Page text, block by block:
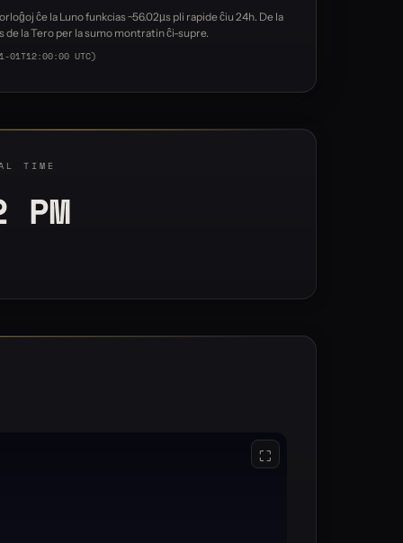
ĉe la Luno funkcias ~56.02µs pli rapide ĉiu 24h. De la
de la Tero per la sumo montratin ĉi-supre.
01T12:00:00 UTC)
TIME
⛶